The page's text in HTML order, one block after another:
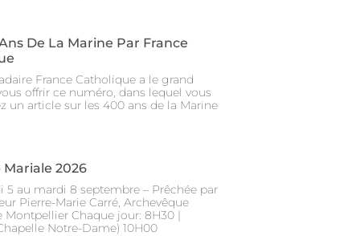
De La Marine Par France
France Catholique a le grand
offrir ce numéro, dans lequel vous
un article sur les 400 ans de la Marine
Mariale 2026
5 au mardi 8 septembre – Prêchée par
Pierre-Marie Carré, Archevêque
Montpellier Chaque jour: 8H30 |
Notre-Dame) 10H00